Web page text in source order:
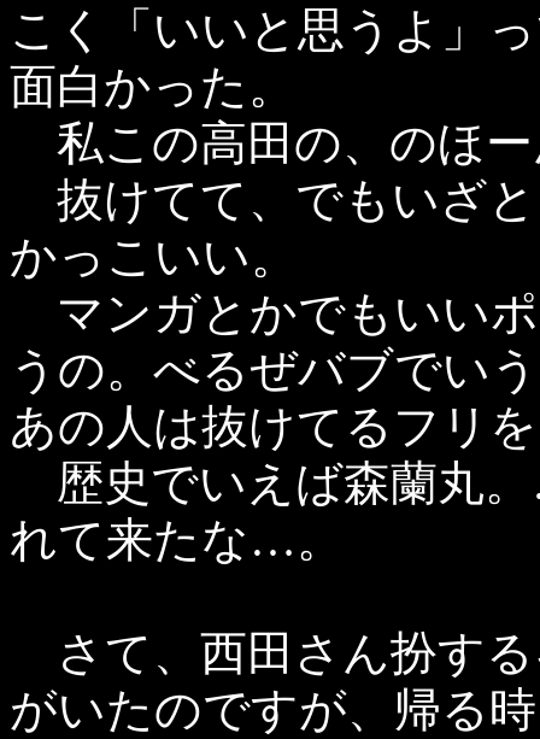
こく「いいと思うよ」
面白かった。
私この高田の、のほ
抜けてて、でもいざ
かっこいい。
マンガとかでもいい
うの。べるぜバブでい
あの人は抜けてるフリ
歴史でいえば森蘭丸
れて来たな…。
さて、西田さん扮す
がいたのですが、帰る